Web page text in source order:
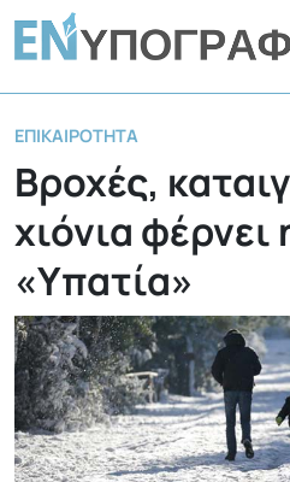
ΕΠΙΚΑΙΡΌΤΗΤΑ
Βροχές,
χιόνια φέρνει
«Υπατία»